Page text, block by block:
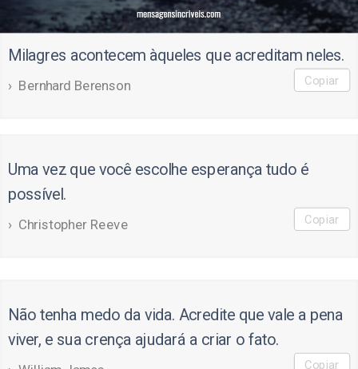
Milagres acontecem àqueles que acreditam neles.
Bernhard Berenson Copiar
Uma vez que você escolhe esperança tudo é
possível.
Christopher Reeve Copiar
Não tenha medo da vida. Acredite que vale a pena
viver, e sua crença ajudará a criar o fato.
Copiar